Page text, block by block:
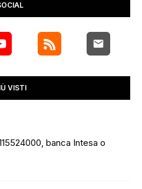
VISTI
banca Intesa o